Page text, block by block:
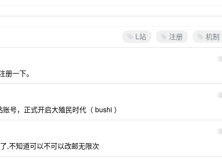
L站 注册 机制
1
一下。
2
号，正式开启大殖民时代（ bushi ）
3
,不知道可以不可以改邮无限次